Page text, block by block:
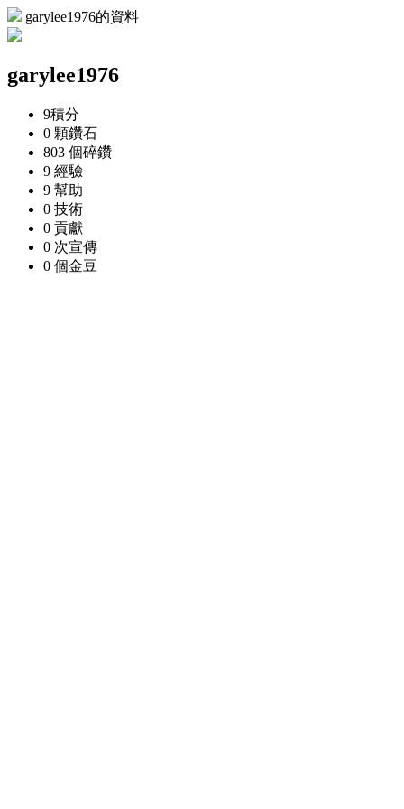
garylee1976的資料
garylee1976
9積分
0 顆鑽石
803 個碎鑽
9 經驗
9 幫助
0 技術
0 貢獻
0 次宣傳
0 個金豆